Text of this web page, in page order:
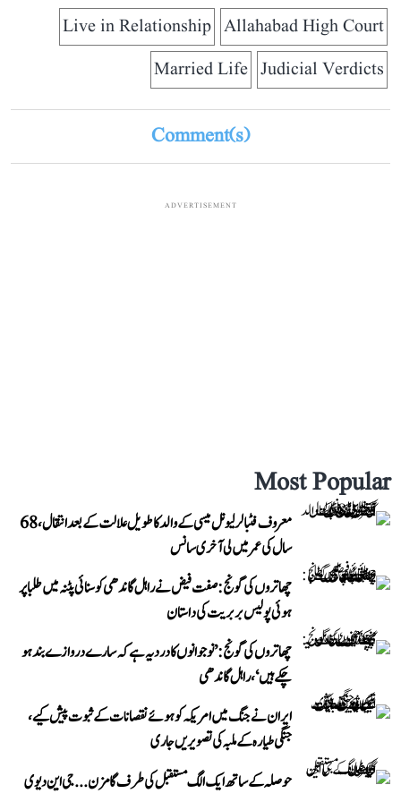
Allahabad High Court
Live in Relationship
Judicial Verdicts
Married Life
Comment(s)
ADVERTISEMENT
Most Popular
معروف فٹبالر لیونل میسی کے والد کا طویل علالت کے بعد انتقال، 68
سال کی عمر میں لی آخری سانس
چھاتروں کی گونج: صفت فیض نے راہل گاندھی کو سنائی پٹنہ میں طلبا پر
ہوئی پولیس بربریت کی داستان
چھاتروں کی گونج: ’نوجوانوں کا درد یہ ہے کہ سارے دروازے بند ہو
چکے ہیں‘، راہل گاندھی
ایران نے جنگ میں امریکہ کو ہوئے نقصانات کے ثبوت پیش کیے،
جنگی طیارہ کے ملبہ کی تصویریں جاری
حوصلہ کے ساتھ ایک الگ مستقبل کی طرف گامزن... جی این دیوی